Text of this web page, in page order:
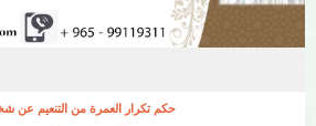
حكم تكرار العمرة من التنعيم عن